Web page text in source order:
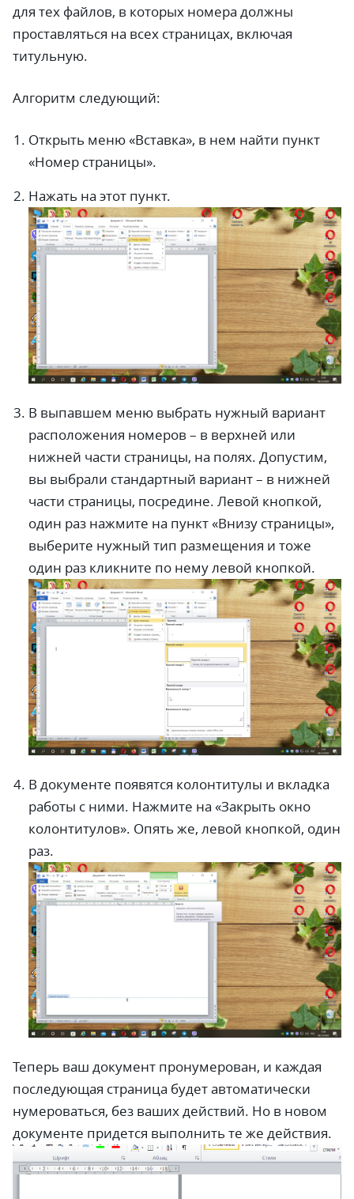
для тех файлов, в которых номера должны
проставляться на всех страницах, включая
титульную.
Алгоритм следующий:
Открыть меню «Вставка», в нем найти пункт
«Номер страницы».
Нажать на этот пункт.
В выпавшем меню выбрать нужный вариант
расположения номеров – в верхней или
нижней части страницы, на полях. Допустим,
вы выбрали стандартный вариант – в нижней
части страницы, посредине. Левой кнопкой,
один раз нажмите на пункт «Внизу страницы»,
выберите нужный тип размещения и тоже
один раз кликните по нему левой кнопкой.
В документе появятся колонтитулы и вкладка
работы с ними. Нажмите на «Закрыть окно
колонтитулов». Опять же, левой кнопкой, один
раз.
Теперь ваш документ пронумерован, и каждая
последующая страница будет автоматически
нумероваться, без ваших действий. Но в новом
документе придется выполнить те же действия.